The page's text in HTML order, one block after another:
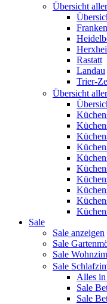
Übersicht
Rastatt
Landau
Trier-
Übersicht
Sale
Sale anzeigen
Sale
Sale
Sale
Alles in
Sale
Sale